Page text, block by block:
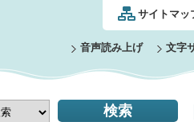
サイトマッ
音声読み上げ 文字